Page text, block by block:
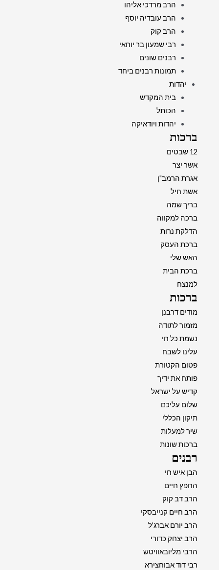
הרב מרדכי אליהו
הרב עובדיה יוסף
הרב קוק
רבי שמעון בר יוחאי
רבנים שונים
תמונות רבנים ביחד
יהדות
בית המקדש
הכותל
יהדות ויודאיקה
ברכות
12 שבטים
אשר יצר
אגרת הרמב"ן
אשת חיל
בריך שמה
ברכה למקווה
הדלקת נרות
ברכת העסק
האש שלי
ברכת הבית
למנצח
ברכות
מודים דרבנן
מזמור לתודה
נשמת כל חי
עלינו לשבח
פטום הקטורת
פותח את ידיך
קדיש על ישראל
שלום עליכם
תיקון הכללי
שיר למעלות
ברכות שונות
רבנים
הבן איש חי
החפץ חיים
הרב דב קוק
הרב חיים קנייבסקי
הרב יורם אברג'ל
הרב יצחק כדורי
הרבי מליובאוויטש
רבי דוד אבוחצירא